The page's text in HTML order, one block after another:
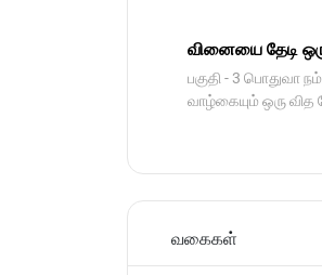
வினையை தேடி
பகுதி - 3 பொதுவா
வாழ்கையும் ஒரு வித
வகைகள்